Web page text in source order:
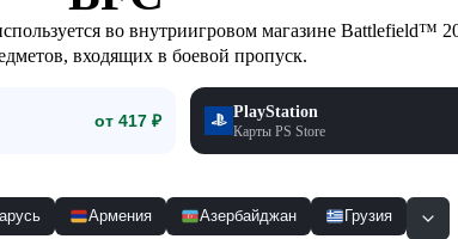
во внутриигровом магазине Battlefield™
входящих в боевой пропуск.
от 417 ₽ PlayStation
Карты PS Store
Армения Азербайджан Грузия